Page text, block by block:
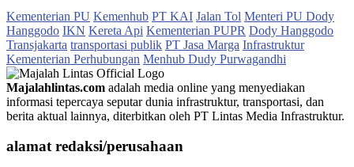
Kementerian PU Kemenhub PT KAI Jalan Tol Menteri PU Dody
Hanggodo IKN Kereta Api Kementerian PUPR Dody Hanggodo
Transjakarta transportasi publik PT Jasa Marga Infrastruktur
Kementerian Perhubungan Menhub Dudy Purwagandhi
Majalahlintas.com adalah media online yang menyediakan
informasi tepercaya seputar dunia infrastruktur, transportasi, dan
berita aktual lainnya, diterbitkan oleh PT Lintas Media Infrastruktur.
alamat redaksi/perusahaan